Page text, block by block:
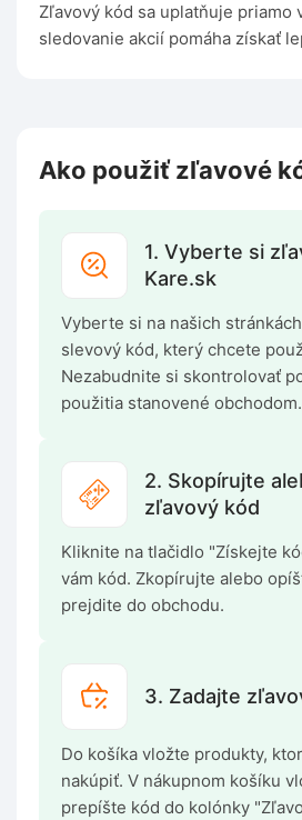
Zľavový kód sa uplatňuje priamo
sledovanie akcií pomáha získať
Ako použiť zľavové
1. Vyberte si
Kare.sk
Vyberte si na našich
slevový kód, který chcete
Nezabudnite si skontrolovať
použitia stanovené obchodom.
2. Skopírujte
zľavový kód
Kliknite na tlačidlo "Získejte
vám kód. Zkopírujte alebo
prejdite do obchodu.
3. Zadajte
Do košíka vložte produkty,
nakúpiť. V nákupnom košíku
prepíšte kód do kolónky